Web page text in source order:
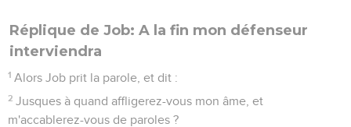
Réplique de Job: A la fin mon défenseur
interviendra
1 Alors Job prit la parole, et dit :
2 Jusques à quand affligerez-vous mon âme, et
m'accablerez-vous de paroles ?